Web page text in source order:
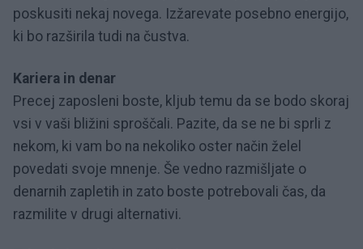
poskusiti nekaj novega. Izžarevate posebno energijo,
ki bo razširila tudi na čustva.
Kariera in denar
Precej zaposleni boste, kljub temu da se bodo skoraj
vsi v vaši bližini sproščali. Pazite, da se ne bi sprli z
nekom, ki vam bo na nekoliko oster način želel
povedati svoje mnenje. Še vedno razmišljate o
denarnih zapletih in zato boste potrebovali čas, da
razmilite v drugi alternativi.